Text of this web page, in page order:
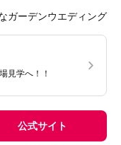
ガーデンウエディング
見学へ！！
公式サイト